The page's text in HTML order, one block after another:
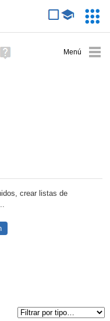
avanzada
Ayuda
(en
crear listas de